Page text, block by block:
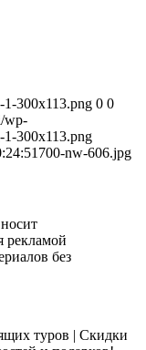
1-300x113.png 0 0
wp-
1-300x113.png
700-nw-606.jpg
рекламой
без
туров | Скидки